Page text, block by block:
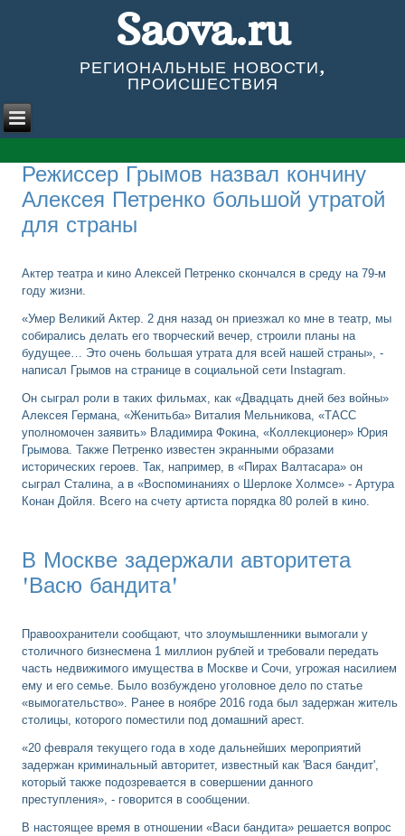
Saova.ru
РЕГИОНАЛЬНЫЕ НОВОСТИ,
ПРОИСШЕСТВИЯ
Режиссер Грымов назвал кончину
Алексея Петренко большой утратой
для страны
Актер театра и кино Алексей Петренко скончался в среду на 79-м
году жизни.
«Умер Великий Актер. 2 дня назад он приезжал ко мне в театр, мы
собирались делать его творческий вечер, строили планы на
будущее… Это очень большая утрата для всей нашей страны», -
написал Грымов на странице в социальной сети Instagram.
Он сыграл роли в таких фильмах, как «Двадцать дней без войны»
Алексея Германа, «Женитьба» Виталия Мельникова, «ТАСС
уполномочен заявить» Владимира Фокина, «Коллекционер» Юрия
Грымова. Также Петренко известен экранными образами
исторических героев. Так, например, в «Пирах Валтасара» он
сыграл Сталина, а в «Воспоминаниях о Шерлоке Холмсе» - Артура
Конан Дойля. Всего на счету артиста порядка 80 ролей в кино.
В Москве задержали авторитета
'Васю бандита'
Правоохранители сообщают, что злоумышленники вымогали у
столичного бизнесмена 1 миллион рублей и требовали передать
часть недвижимого имущества в Москве и Сочи, угрожая насилием
ему и его семье. Было возбуждено уголовное дело по статье
«вымогательство». Ранее в ноябре 2016 года был задержан житель
столицы, которого поместили под домашний арест.
«20 февраля текущего года в ходе дальнейших мероприятий
задержан криминальный авторитет, известный как 'Вася бандит',
который также подозревается в совершении данного
преступления», - говорится в сообщении.
В настоящее время в отношении «Васи бандита» решается вопрос